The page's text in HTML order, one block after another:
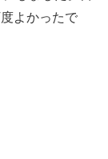
よかったで